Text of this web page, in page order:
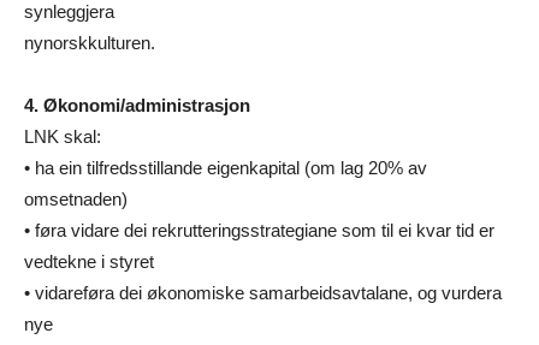
synleggjera
nynorskkulturen.
4. Økonomi/administrasjon
LNK skal:
• ha ein tilfredsstillande eigenkapital (om lag 20% av
omsetnaden)
• føra vidare dei rekrutteringsstrategiane som til ei kvar tid er
vedtekne i styret
• vidareføra dei økonomiske samarbeidsavtalane, og vurdera
nye